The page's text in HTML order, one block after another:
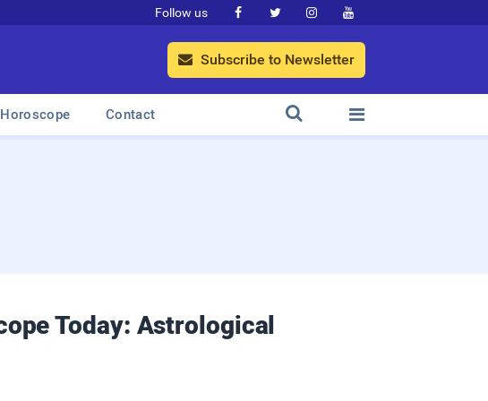
Follow us    
 Subscribe to Newsletter
Horoscope Contact 

Today: Astrological